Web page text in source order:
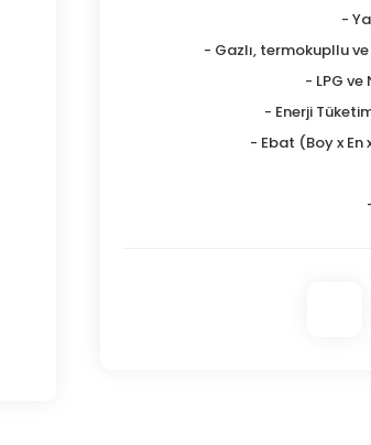
-
- Gazlı, termokupllu
- LPG
- Enerji
- Ebat (Boy x En